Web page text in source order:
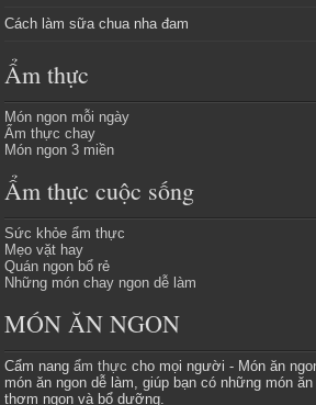
Cách làm sữa chua nha đam
Ẩm thực
Món ngon mỗi ngày
Ẩm thực chay
Món ngon 3 miền
Ẩm thực cuộc sống
Sức khỏe ẩm thực
Mẹo vặt hay
Quán ngon bổ rẻ
Những món chay ngon dễ làm
MÓN ĂN NGON
Cẩm nangẩm thực cho mọi người - Món ăn
món ăn ngon dễ làm, giúp bạn có những món
thơm ngon và bổ dưỡng.